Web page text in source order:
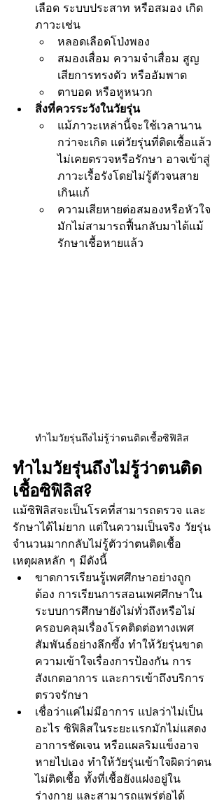
เลือด ระบบประสาท หรือสมอง เกิด
ภาวะเช่น
หลอดเลือดโป่งพอง
สมองเสื่อม ความจำเสื่อม สูญ
เสียการทรงตัว หรืออัมพาต
ตาบอด หรือหูหนวก
สิ่งที่ควรระวังในวัยรุ่น
แม้ภาวะเหล่านี้จะใช้เวลานาน
กว่าจะเกิด แต่วัยรุ่นที่ติดเชื้อแล้ว
ไม่เคยตรวจหรือรักษา อาจเข้าสู่
ภาวะเรื้อรังโดยไม่รู้ตัวจนสาย
เกินแก้
ความเสียหายต่อสมองหรือหัวใจ
มักไม่สามารถฟื้นกลับมาได้แม้
รักษาเชื้อหายแล้ว
ทำไมวัยรุ่นถึงไม่รู้ว่าตนติดเชื้อซิฟิลิส
ทำไมวัยรุ่นถึงไม่รู้ว่าตนติด
เชื้อซิฟิลิส?
แม้ซิฟิลิสจะเป็นโรคที่สามารถตรวจ และ
รักษาได้ไม่ยาก แต่ในความเป็นจริง วัยรุ่น
จำนวนมากกลับไม่รู้ตัวว่าตนติดเชื้อ
เหตุผลหลัก ๆ มีดังนี้
ขาดการเรียนรู้เพศศึกษาอย่างถูก
ต้อง การเรียนการสอนเพศศึกษาใน
ระบบการศึกษายังไม่ทั่วถึงหรือไม่
ครอบคลุมเรื่องโรคติดต่อทางเพศ
สัมพันธ์อย่างลึกซึ้ง ทำให้วัยรุ่นขาด
ความเข้าใจเรื่องการป้องกัน การ
สังเกตอาการ และการเข้าถึงบริการ
ตรวจรักษา
เชื่อว่าแค่ไม่มีอาการ แปลว่าไม่เป็น
อะไร ซิฟิลิสในระยะแรกมักไม่แสดง
อาการชัดเจน หรือแผลริมแข็งอาจ
หายไปเอง ทำให้วัยรุ่นเข้าใจผิดว่าตน
ไม่ติดเชื้อ ทั้งที่เชื้อยังแฝงอยู่ใน
ร่างกาย และสามารถแพร่ต่อได้